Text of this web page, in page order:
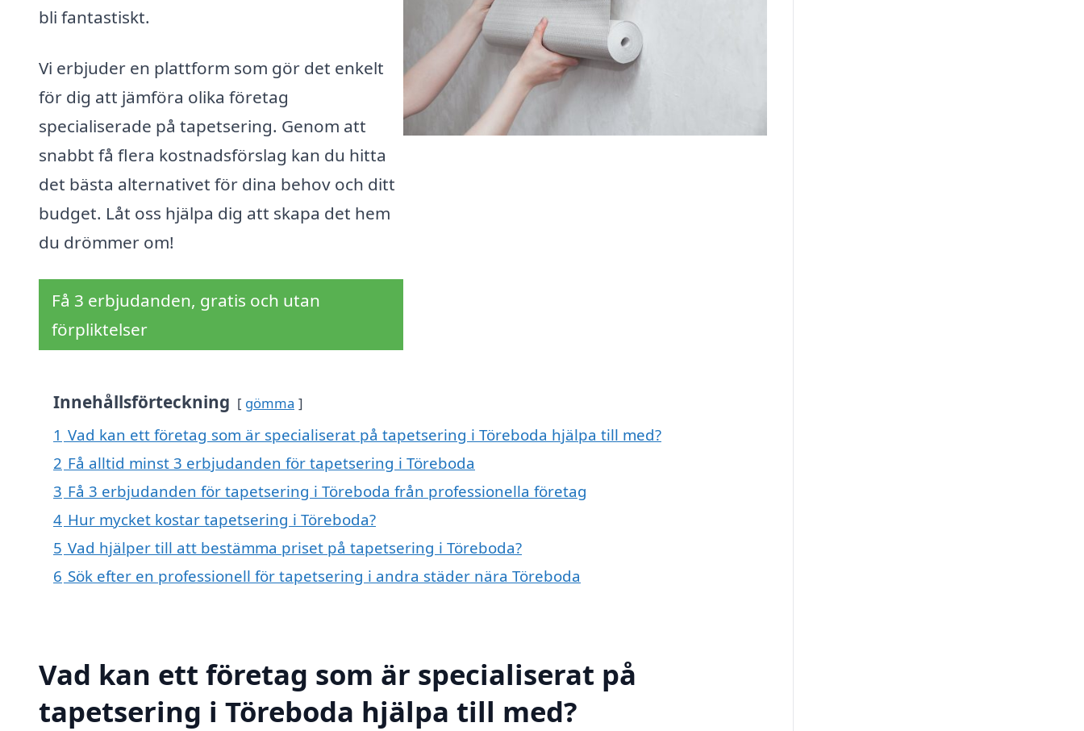
bli fantastiskt.
Vi erbjuder en plattform som gör det enkelt
för dig att jämföra olika företag
specialiserade på tapetsering. Genom att
snabbt få flera kostnadsförslag kan du hitta
det bästa alternativet för dina behov och ditt
budget. Låt oss hjälpa dig att skapa det hem
du drömmer om!
Få 3 erbjudanden, gratis och utan
förpliktelser
Innehållsförteckning gömma
1 Vad kan ett företag som är specialiserat på tapetsering i Töreboda hjälpa till med?
2 Få alltid minst 3 erbjudanden för tapetsering i Töreboda
3 Få 3 erbjudanden för tapetsering i Töreboda från professionella företag
4 Hur mycket kostar tapetsering i Töreboda?
5 Vad hjälper till att bestämma priset på tapetsering i Töreboda?
6 Sök efter en professionell för tapetsering i andra städer nära Töreboda
Vad kan ett företag som är specialiserat på
tapetsering i Töreboda hjälpa till med?